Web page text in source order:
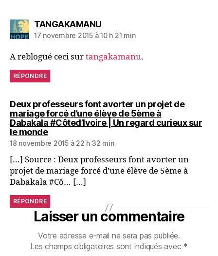
TANGAKAMANU
17 novembre 2015 à 10 h 21 min
A reblogué ceci surtangakamanu.
RÉPONDRE
Deux professeurs font avorter un projet de
mariage forcé d’une élève de 5ème à
Dabakala #Côted’Ivoire | Un regard curieux sur
le monde
18 novembre 2015 à 22 h 32 min
[…] Source : Deux professeurs font avorter un
projet de mariage forcé d’une élève de 5ème à
Dabakala #Cô… […]
RÉPONDRE
Laisser un commentaire
Votre adresse e-mail ne sera pas publiée.
Les champs obligatoires sont indiqués avec *